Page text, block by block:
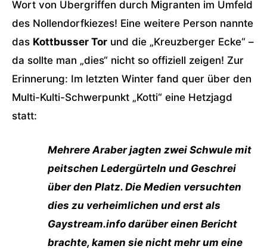
Wort von Übergriffen durch Migranten im Umfeld
des Nollendorfkiezes! Eine weitere Person nannte
das Kottbusser Tor und die „Kreuzberger Ecke“ –
da sollte man „dies“ nicht so offiziell zeigen! Zur
Erinnerung: Im letzten Winter fand quer über den
Multi-Kulti-Schwerpunkt „Kotti“ eine Hetzjagd
statt:
Mehrere Araber jagten zwei Schwule mit
peitschen Ledergürteln und Geschrei
über den Platz. Die Medien versuchten
dies zu verheimlichen und erst als
Gaystream.info darüber einen Bericht
brachte, kamen sie nicht mehr um eine